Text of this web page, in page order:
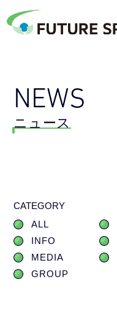
NEWS
ニュース
CATEGORY
ALL
INFO
MEDIA
GROUP